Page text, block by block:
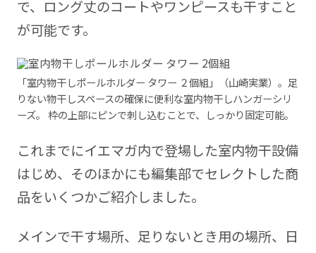
で、ロング丈のコートやワンピースも干すこと
が可能です。
「室内物干しポールホルダー タワー ２個組」（山崎実業）。足
りない物干しスペースの確保に便利な室内物干しハンガーシリ
ーズ。 枠の上部にピンで刺し込むことで、しっかり固定可能。
これまでにイエマガ内で登場した室内物干設備
はじめ、そのほかにも編集部でセレクトした商
品をいくつかご紹介しました。
メインで干す場所、足りないとき用の場所、日